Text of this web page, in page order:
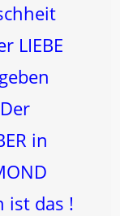
LIEBE
in
ist das !